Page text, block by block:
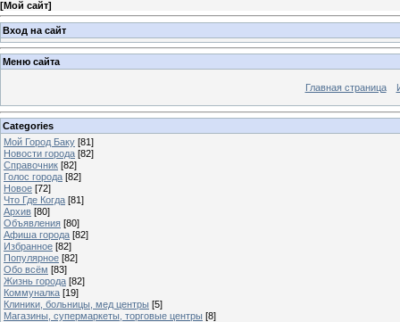
[Мой сайт]
Вход на сайт
Меню сайта
Главная страница
Categories
Мой Город Баку [81]
Новости города [82]
Справочник [82]
Голос города [82]
Новое [72]
Что Где Когда [81]
Архив [80]
Объявления [80]
Афиша города [82]
Избранное [82]
Популярное [82]
Обо всём [83]
Жизнь города [82]
Коммуналка [19]
Клиники, больницы, мед центры [5]
Магазины, супермаркеты, торговые центры [8]